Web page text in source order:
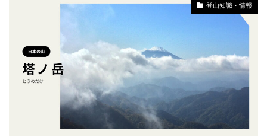
登山知識・情報
新・花の百名山
新日本百名山
日本三大岩場
日本二百名山
日本夜景100選
日本百名山
朝熊山
東京の山歩き
東京都の山歩き
栃木県の山歩き
登山アプリ
登山ブランド